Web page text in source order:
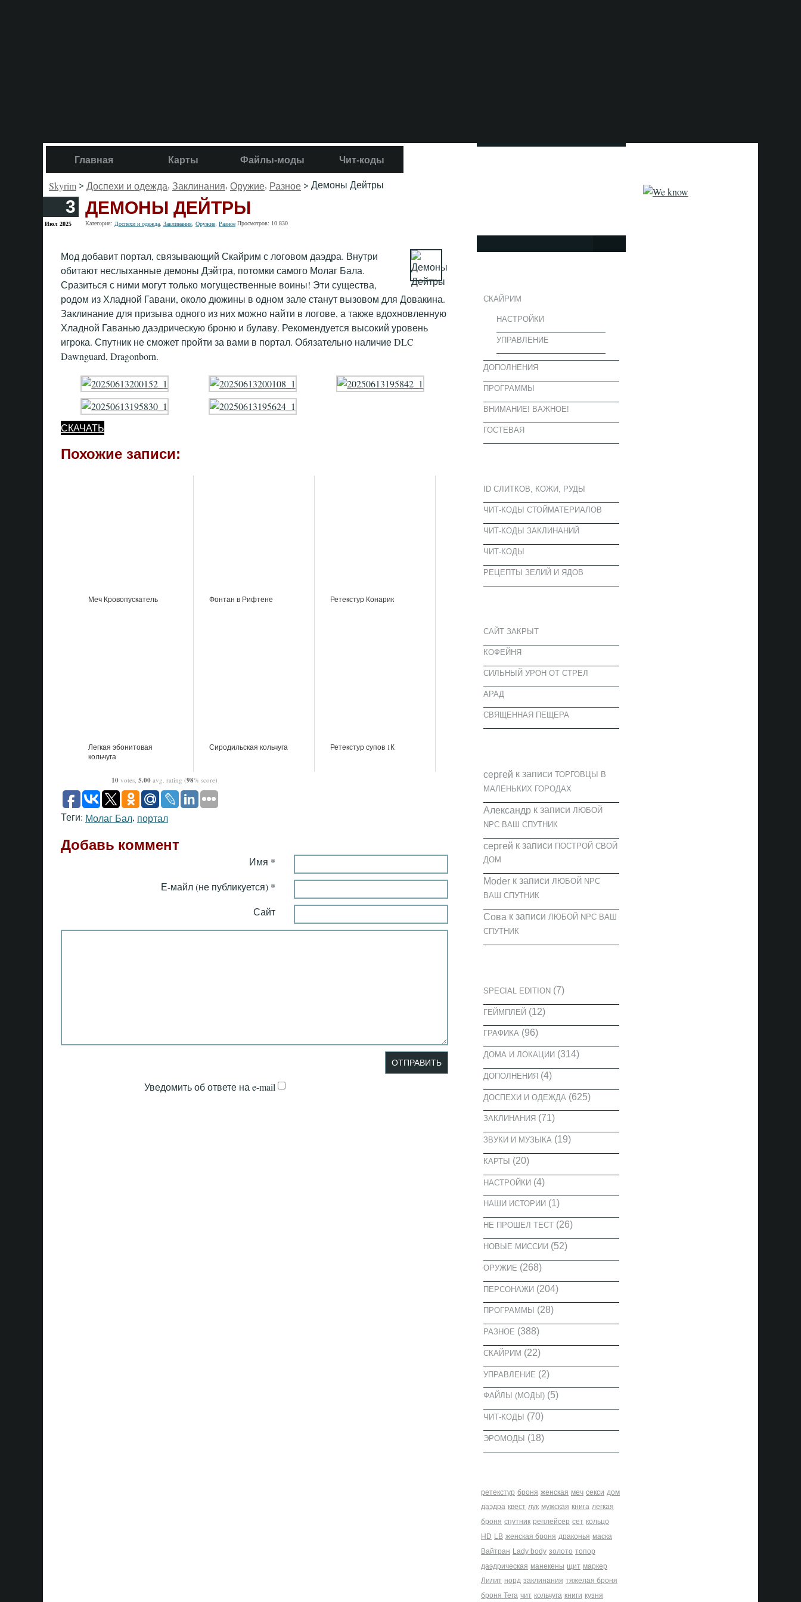
Главная Карты Файлы-моды Чит-коды
Skyrim > Доспехи и одежда, Заклинания, Оружие, Разное > Демоны Дейтры
3
Июл 2025
ДЕМОНЫ ДЕЙТРЫ
Категория: Доспехи и одежда Заклинания Оружие Разное Просмотров: 10 830
Мод добавит портал, связывающий Скайрим с логовом даэдра. Внутри
обитают неслыханные демоны Дэйтра, потомки самого Молаг Бала.
Сразиться с ними могут только могущественные воины! Эти существа,
родом из Хладной Гавани, около дюжины в одном зале станут вызовом для Довакина.
Заклинание для призыва одного из них можно найти в логове, а также вдохновленную
Хладной Гаванью даэдрическую броню и булаву. Рекомендуется высокий уровень
игрока. Спутник не сможет пройти за вами в портал. Обязательно наличие DLC
Dawnguard, Dragonborn.
СКАЧАТЬ
Похожие записи:
Меч Кровопускатель Фонтан в Рифтене Ретекстур Конарик
Легкая эбонитовая
кольчуга
Сиродильская кольчуга Ретекстур супов 1К
10 votes, 5.00 avg. rating (98% score)
Теги: Молаг Бал, портал
Добавь коммент
Имя *
Е-майл (не публикуется) *
Сайт
Уведомить об ответе на e-mail
СКАЙРИМ
НАСТРОЙКИ
УПРАВЛЕНИЕ
ДОПОЛНЕНИЯ
ПРОГРАММЫ
ВНИМАНИЕ! ВАЖНОЕ!
ГОСТЕВАЯ
ID СЛИТКОВ, КОЖИ, РУДЫ
ЧИТ-КОДЫ СТОЙМАТЕРИАЛОВ
ЧИТ-КОДЫ ЗАКЛИНАНИЙ
ЧИТ-КОДЫ
РЕЦЕПТЫ ЗЕЛИЙ И ЯДОВ
САЙТ ЗАКРЫТ
КОФЕЙНЯ
CИЛЬНЫЙ УРОН ОТ СТРЕЛ
АРАД
СВЯЩЕННАЯ ПЕЩЕРА
cергей к записи ТОРГОВЦЫ В
МАЛЕНЬКИХ ГОРОДАХ
Александрк записи ЛЮБОЙ
NPC ВАШ СПУТНИК
cергей к записи ПОСТРОЙ СВОЙ
ДОМ
Moderк записи ЛЮБОЙ NPC
ВАШ СПУТНИК
Сова к записи ЛЮБОЙ NPC ВАШ
СПУТНИК
SPECIAL EDITION(7)
ГЕЙМПЛЕЙ(12)
ГРАФИКА (96)
ДОМА И ЛОКАЦИИ(314)
ДОПОЛНЕНИЯ(4)
ДОСПЕХИ И ОДЕЖДА (625)
ЗАКЛИНАНИЯ(71)
ЗВУКИ И МУЗЫКА (19)
КАРТЫ (20)
НАСТРОЙКИ(4)
НАШИ ИСТОРИИ(1)
НЕ ПРОШЕЛ ТЕСТ(26)
НОВЫЕ МИССИИ(52)
ОРУЖИЕ (268)
ПЕРСОНАЖИ(204)
ПРОГРАММЫ (28)
РАЗНОЕ (388)
СКАЙРИМ (22)
УПРАВЛЕНИЕ (2)
ФАЙЛЫ (МОДЫ)(5)
ЧИТ-КОДЫ (70)
ЭРОМОДЫ (18)
ретекстур броня женская меч секси дом
даэдра квест лук мужская книга легкая
броня спутник реплейсер сет кольцо
HD LB женская броня драконья маска
Вайтран Lady body золото топор
даэдрическая манекены щит маркер
Лилит норд заклинания тяжелая броня
броня Tera чит кольчуга книги кузня